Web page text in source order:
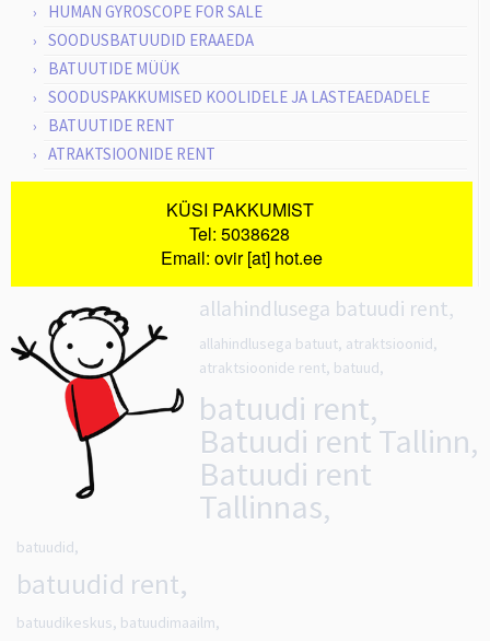
HUMAN GYROSCOPE FOR SALE
SOODUSBATUUDID ERAAEDA
BATUUTIDE MÜÜK
SOODUSPAKKUMISED KOOLIDELE JA LASTEAEDADELE
BATUUTIDE RENT
ATRAKTSIOONIDE RENT
KÜSI PAKKUMIST
Tel: 5038628
Email: ovir [at] hot.ee
allahindlusega batuudi rent,
allahindlusega batuut, atraktsioonid,
atraktsioonide rent, batuud,
batuudi rent,
Batuudi rent Tallinn,
Batuudi rent
Tallinnas,
batuudid,
batuudid rent,
batuudikeskus, batuudimaailm,